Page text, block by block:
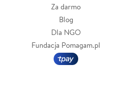
Za darmo
Blog
Dla NGO
Fundacja Pomagam.pl